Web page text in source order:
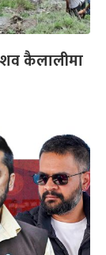
शव कैलालीमा